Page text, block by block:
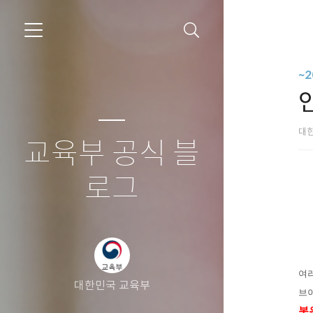
교육부 공식 블
로그
대한민국 교육부
대
여
브